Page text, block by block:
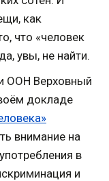
как
что «человек
увы, не найти.
ООН Верховный
докладе
внимание на
в
и